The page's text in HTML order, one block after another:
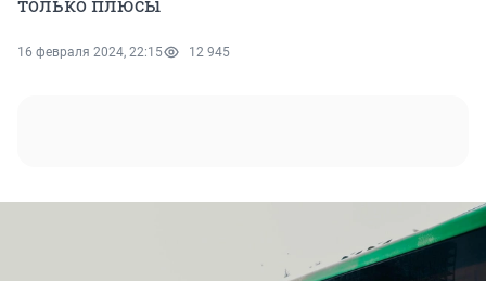
16 февраля 2024, 22:15 12 945